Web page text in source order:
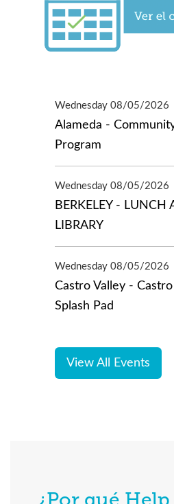
Wednesday 08/05/2026
Alameda -
Program
Wednesday 08/05/2026
BERKELEY - LUNCH
LIBRARY
Wednesday 08/05/2026
Castro Valley -
Splash Pad
View All Events